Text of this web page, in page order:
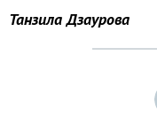
Танзила Дзаурова